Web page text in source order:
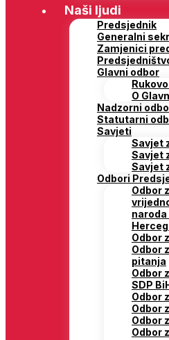
Naši ljudi
Predsjednik
Generalni
Zamjenici
Glavni odbor
O
Nadzorni
Statutarni
Savjeti
Savjet
Savjet
Savjet
Odbori
Odbor
Odbor
Odbor
pitanja
Odbor
SDP
Odbor
Odbor
Odbor
Odbor